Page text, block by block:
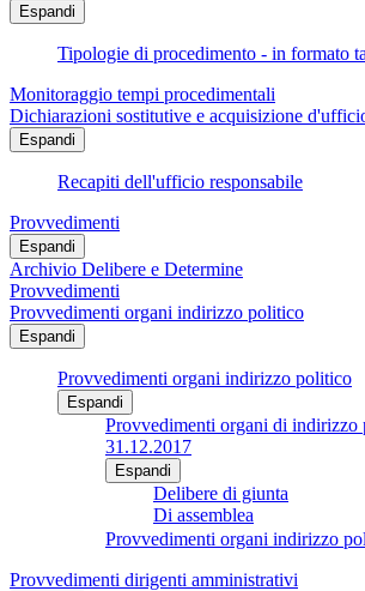
Espandi
Tipologie di procedimento - in formato
Monitoraggio tempi procedimentali
Dichiarazioni sostitutive e acquisizione
Espandi
Recapiti dell'ufficio responsabile
Provvedimenti
Espandi
Archivio Delibere e Determine
Provvedimenti
Provvedimenti organi indirizzo politico
Espandi
Provvedimenti organi indirizzo politico
Espandi
Provvedimenti organi di indirizzo
31.12.2017
Espandi
Delibere di giunta
Di assemblea
Provvedimenti organi indirizzo
Provvedimenti dirigenti amministrativi